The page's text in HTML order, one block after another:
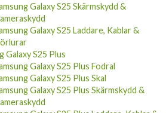
Galaxy S25 Laddare, Kablar &
Galaxy S25 Plus
Galaxy S25 Plus Fodral
Galaxy S25 Plus Skal
Galaxy S25 Plus Skärmskydd &
Galaxy S25 Plus Laddare, Kablar &